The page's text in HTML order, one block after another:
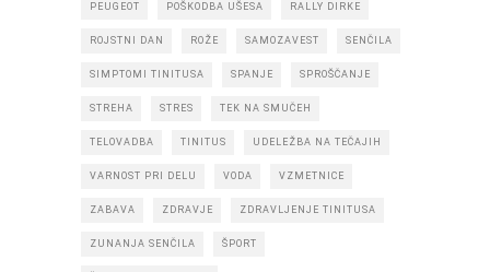
PEUGEOT POŠKODBA UŠESA RALLY DIRKE
ROJSTNI DAN ROŽE SAMOZAVEST SENČILA
SIMPTOMI TINITUSA SPANJE SPROŠČANJE
STREHA STRES TEK NA SMUČEH
TELOVADBA TINITUS UDELEŽBA NA TEČAJIH
VARNOST PRI DELU VODA VZMETNICE
ZABAVA ZDRAVJE ZDRAVLJENJE TINITUSA
ZUNANJA SENČILA ŠPORT